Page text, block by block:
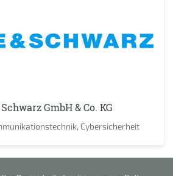
GmbH & Co. KG
Cybersicherheit